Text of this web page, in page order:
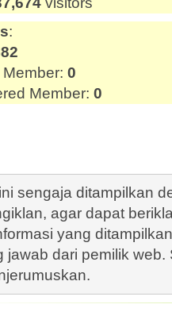
:
0
Member: 0
sengaja ditampilkan
agar dapat
yang
jawab dari pemilik